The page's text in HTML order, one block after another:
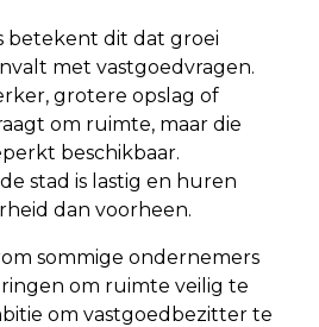
betekent dit dat groei
met vastgoedvragen.
grotere opslag of
om ruimte, maar die
beschikbaar.
stad is lastig en huren
dan voorheen.
sommige ondernemers
om ruimte veilig te
om vastgoedbezitter te